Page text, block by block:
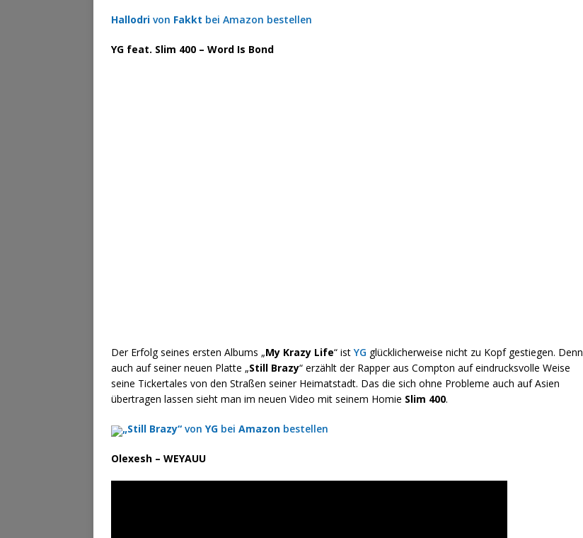
Hallodri von Fakkt bei Amazon bestellen
YG feat. Slim 400 – Word Is Bond
Der Erfolg seines ersten Albums „My Krazy Life“ istYG glücklicherweise nicht zu Kopf gestiegen. Denn
auch auf seiner neuen Platte „Still Brazy“ erzählt der Rapper aus Compton auf eindrucksvolle Weise
seine Tickertales von den Straßen seiner Heimatstadt. Das die sich ohne Probleme auch auf Asien
übertragen lassen sieht man im neuen Video mit seinem Homie Slim 400.
„Still Brazy“ von YG bei Amazon bestellen
Olexesh – WEYAUU